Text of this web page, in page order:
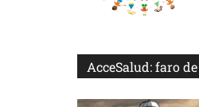
AcceSalud: faro